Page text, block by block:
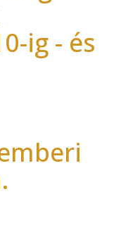
ig - és